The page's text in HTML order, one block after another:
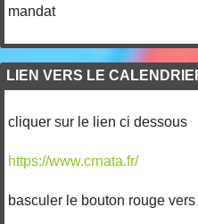
mandat
LIEN VERS LE
cliquer sur le lien ci dessous
https://www.crnata.fr/
basculer le bouton rouge